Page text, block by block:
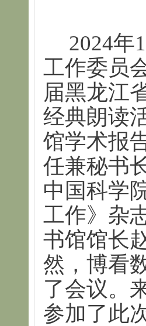
2024年
工作委员
届黑龙江
经典朗读
馆学术报
任兼秘书
中国科学
工作》杂
书馆馆长
然，博看
了会议。
参加了此